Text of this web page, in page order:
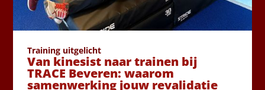
Training uitgelicht
Van kinesist naar trainen bij
TRACE Beveren: waarom
samenwerking jouw revalidatie